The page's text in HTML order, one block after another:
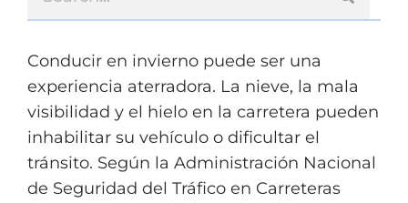
Conducir en invierno puede ser una
experiencia aterradora. La nieve, la mala
visibilidad y el hielo en la carretera pueden
inhabilitar su vehículo o dificultar el
tránsito. Según la Administración Nacional
de Seguridad del Tráfico en Carreteras